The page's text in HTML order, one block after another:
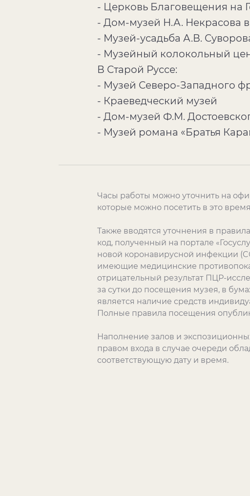
- Церковь Благовещения на
- Дом-музей Н.А. Некрасова
- Музей-усадьба А.В.
- Музейный колокольный
В Старой Руссе:
- Музей Северо-Западного
- Краеведческий музей
- Дом-музей Ф.М.
- Музей романа «Братья
Часы работы можно уточнить на
которые можно посетить в это
Также вводятся уточнения в
код, полученный на портале
новой коронавирусной инфекции
имеющие медицинские
отрицательный результат ПЦР-
за сутки до посещения музея, в
является наличие средств
Полные правила посещения
Наполнение залов и
правом входа в случае очереди
соответствующую дату и время.